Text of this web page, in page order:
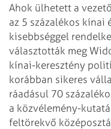
Ahok ülhetett a
az 5 százalékos kínai
kisebbséggel
választották meg
kínai-keresztény
korábban sikeres
ráadásul 70
a közvélemény-
feltörekvő